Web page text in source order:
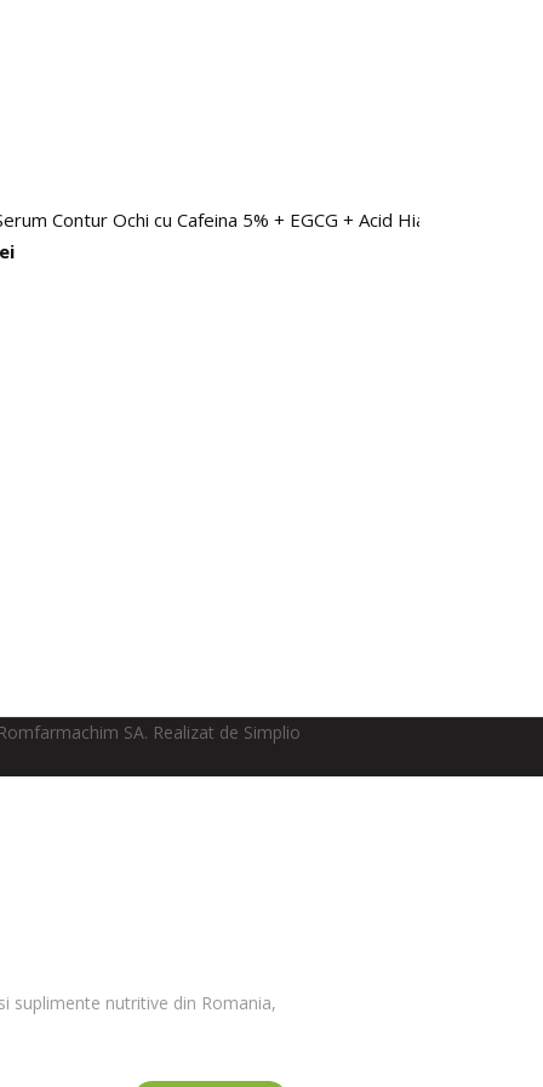
Contur Ochi cu Cafeina 5% + EGCG + Acid Hialuronic,
suplimente nutritive din Romania,
SA. Realizat de Simplio